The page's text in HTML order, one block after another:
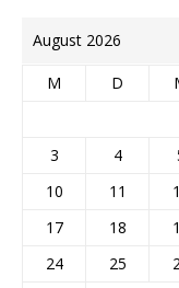
August 2026
M D
3
4
10
11
17
18
24
25